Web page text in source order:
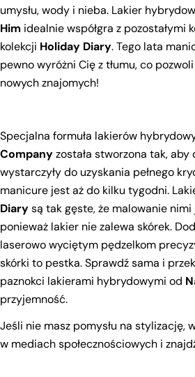
umysłu, wody i nieba. Lakier
Him idealnie współgra z pozostałymi
kolekcji Holiday Diary. Tego lata
pewno wyróżni Cię z tłumu, co
nowych znajomych!
Specjalna formuła lakierów
Companyzostała stworzona tak,
wystarczyły do uzyskania pełnego
manicure jest aż do kilku tygodni.
Diarysą tak gęste, że malowanie
ponieważ lakier nie zalewa skórek.
laserowo wyciętym pędzelkom
skórki to pestka. Sprawdź sama i
paznokci lakierami hybrydowymi od
przyjemność.
Jeśli nie masz pomysłu na stylizację,
w mediach społecznościowych i
Share this product
Share
on
Facebook
Share
on
X
Pin
on
Pinterest
Your
name
Your
email
Your
Your
message
The fields marked * are required.
Send Question